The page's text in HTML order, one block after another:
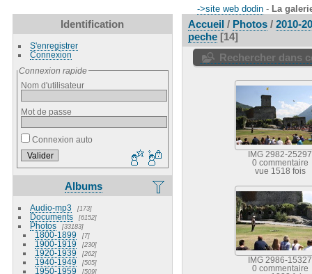
->site web dodin - La
Identification
S'enregistrer
Connexion
Connexion rapide
Nom d'utilisateur
Mot de passe
Connexion auto
Albums
Audio-mp3 173
Documents 6152
Photos 33183
1800-1899 7
1900-1919 230
1920-1939 262
1940-1949 505
1950-1959 509
Accueil/ Photos/ 2010-
peche 14
Rechercher dans
IMG 2982-25297
0 commentaire
vue 1518 fois
IMG 2986-15327
0 commentaire